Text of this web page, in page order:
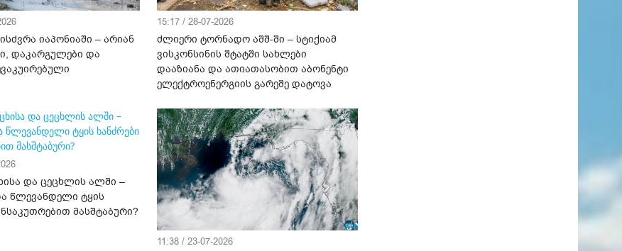
იაპონიაში – არიან
დაკარგულები და
15:17 / 28-07-2026
ძლიერი ტორნადო აშშ-ში – სტიქიამ
ვისკონსინის შტატში სახლები
დააზიანა და ათიათასობით აბონენტი
ელექტროენერგიის გარეშე დატოვა
და ცეცხლის ალში –
წლევანდელი ტყის
მასშტაბური?
11:38 / 23-07-2026